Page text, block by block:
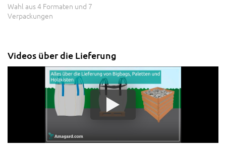
Wahl aus 4 Formaten und 7
Verpackungen
Videos über die Lieferung